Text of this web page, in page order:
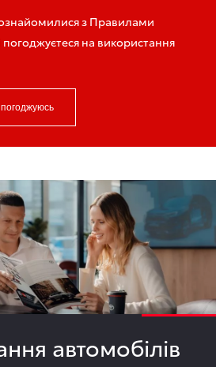
з Правилами
погоджуєтеся на використання
лізинг
автомобілів